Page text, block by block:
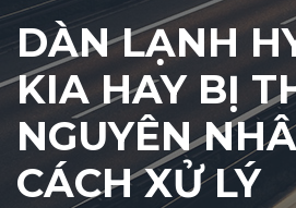
DÀN LẠNH
KIA HAY BỊ
NGUYÊN
CÁCH XỬ LÝ